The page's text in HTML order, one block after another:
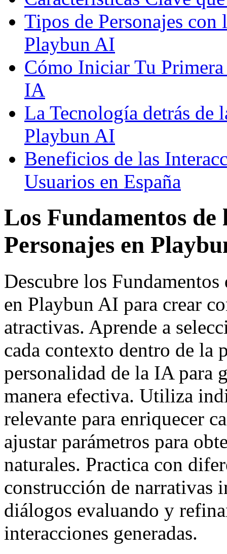
Tipos de Personajes con
Playbun AI
Cómo Iniciar Tu
IA
La Tecnología detrás de
Playbun AI
Beneficios de las
Usuarios en España
Los Fundamentos
Personajes en
Descubre los
en Playbun AI para crear
atractivas. Aprende a
cada contexto dentro de la
personalidad de la IA para
manera efectiva. Utiliza
relevante para enriquecer
ajustar parámetros para
naturales. Practica con
construcción de narrativas
diálogos evaluando y
interacciones generadas.